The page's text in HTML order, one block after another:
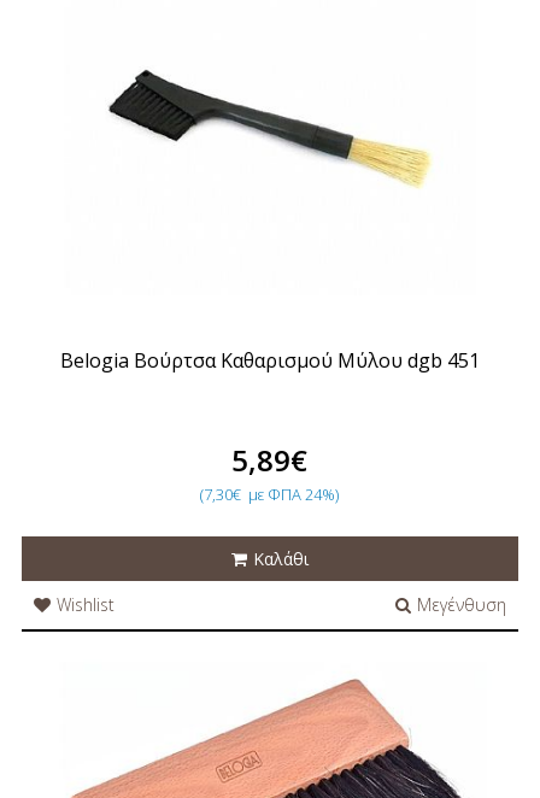
Belogia Βούρτσα Καθαρισμού Μύλου dgb 451
5,89€
(7,30€ με ΦΠΑ 24%)
Καλάθι
Wishlist
Μεγένθυση